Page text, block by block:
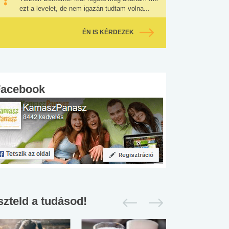
ezt a levelet, de nem igazán tudtam volna...
ÉN IS KÉRDEZEK
a tudásod!